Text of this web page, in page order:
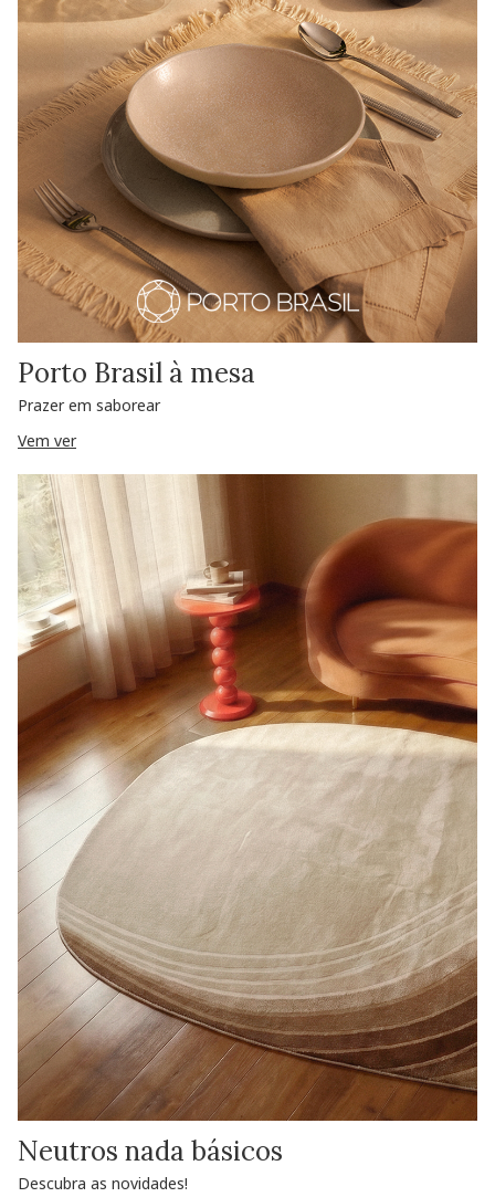
Porto Brasil à mesa
Prazer em saborear
Vem ver
Neutros nada básicos
Descubra as novidades!